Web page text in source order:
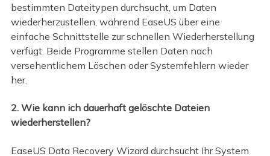
bestimmten Dateitypen durchsucht, um Daten
wiederherzustellen, während EaseUS über eine
einfache Schnittstelle zur schnellen Wiederherstellung
verfügt. Beide Programme stellen Daten nach
versehentlichem Löschen oder Systemfehlern wieder
her.
2. Wie kann ich dauerhaft gelöschte Dateien
wiederherstellen?
EaseUS Data Recovery Wizard durchsucht Ihr System